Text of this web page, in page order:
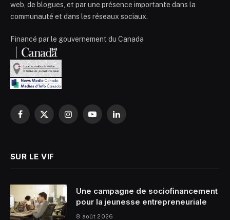
web, de blogues, et par une présence importante dans la
communauté et dans les réseaux sociaux.
Financé par le gouvernement du Canada
Facebook
X
InstagramYouTubeLinkedIn
SUR LE VIF
Une campagne de sociofinancement
pour la jeunesse entrepreneuriale
8 août 2026